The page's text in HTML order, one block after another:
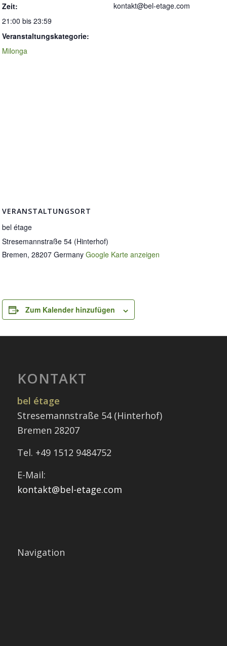
Zeit:
21:00 bis 23:59
Veranstaltungskategorie:
Milonga
kontakt@bel-etage.com
VERANSTALTUNGSORT
bel étage
Stresemannstraße 54 (Hinterhof)
Bremen, 28207 Germany Google Karte anzeigen
Zum Kalender hinzufügen
KONTAKT
bel étage
Stresemannstraße 54 (Hinterhof)
Bremen 28207
Tel. +49 1512 9484752
E-Mail:
kontakt@bel-etage.com
Navigation